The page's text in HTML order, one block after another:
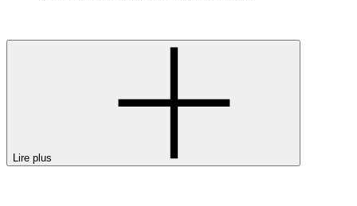
Lire plus